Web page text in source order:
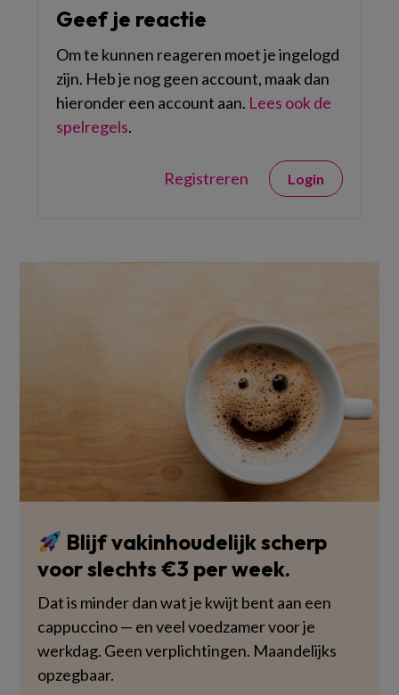
Geef je reactie
Om te kunnen reageren moet je ingelogd
zijn. Heb je nog geen account, maak dan
hieronder een account aan. Lees ook de
spelregels.
Registreren Login
Blijf vakinhoudelijk scherp
voor slechts €3 per week.
Dat is minder dan wat je kwijt bent aan een
cappuccino — en veel voedzamer voor je
werkdag. Geen verplichtingen. Maandelijks
opzegbaar.